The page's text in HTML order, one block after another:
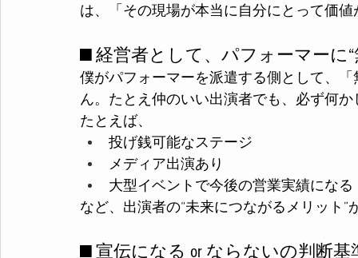
は、「その現場が本当に自分にとって価
■ 経営者として、パフォーマーに
僕がパフォーマーを派遣する側として、
ん。たとえ仲のいい出演者でも、必ず何か
たとえば、
投げ銭可能なステージ
メディア出演あり
大型イベントで今後の営業実績になる
など、出演者の“未来につながるメリット”
■ 宣伝になる or ならないの判断基